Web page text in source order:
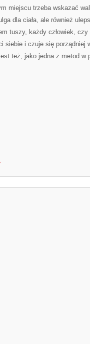
miejscu trzeba wskazać
dla ciała, ale również
tuszy, każdy człowiek,
siebie i czuje się porządniej
też, jako jedna z metod